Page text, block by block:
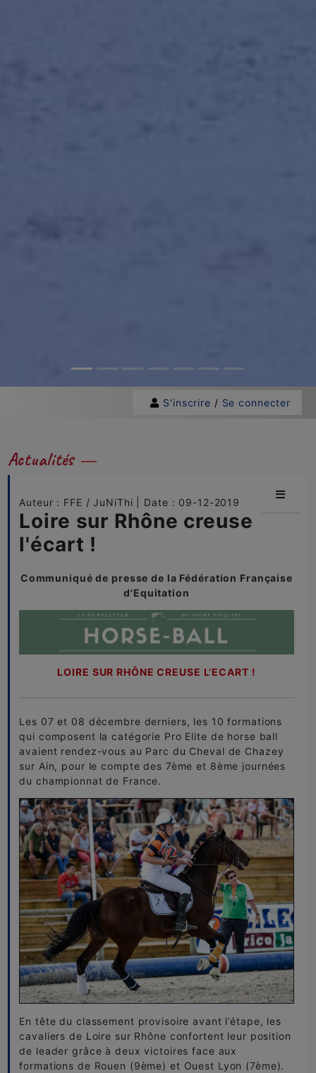
S'inscrire / Se connecter
Actualités
Auteur : FFE / JuNiThi | Date : 09-12-2019
Loire sur Rhône creuse
l'écart !
Communiqué de presse de la Fédération Française
d'Equitation
LOIRE SUR RHÔNE CREUSE L’ECART !
Les 07 et 08 décembre derniers, les 10 formations
qui composent la catégorie Pro Elite de horse ball
avaient rendez-vous au Parc du Cheval de Chazey
sur Ain, pour le compte des 7ème et 8ème journées
du championnat de France.
En tête du classement provisoire avant l’étape, les
cavaliers de Loire sur Rhône confortent leur position
de leader grâce à deux victoires face aux
formations de Rouen (9ème) et Ouest Lyon (7ème).